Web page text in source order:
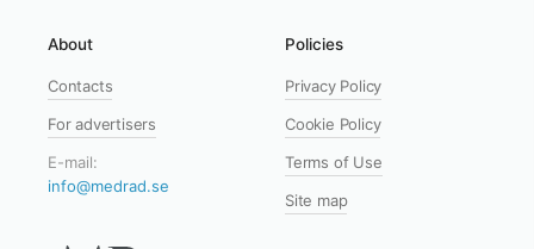
About
Contacts
For advertisers
E-mail:
info@medrad.se
Policies
Privacy Policy
Cookie Policy
Terms of Use
Site map